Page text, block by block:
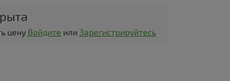
цену Войдите или Зарегистрируйтесь